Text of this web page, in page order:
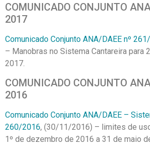
COMUNICADO CONJUNTO
2017
Comunicado Conjunto ANA/DAEE nº
– Manobras no Sistema Cantareira para
2017.
COMUNICADO CONJUNTO
2016
Comunicado Conjunto ANA/DAEE –
260/2016, (30/11/2016) – limites de
1º de dezembro de 2016 a 31 de maio